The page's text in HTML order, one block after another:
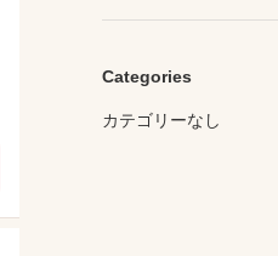
Categories
カテゴリーなし